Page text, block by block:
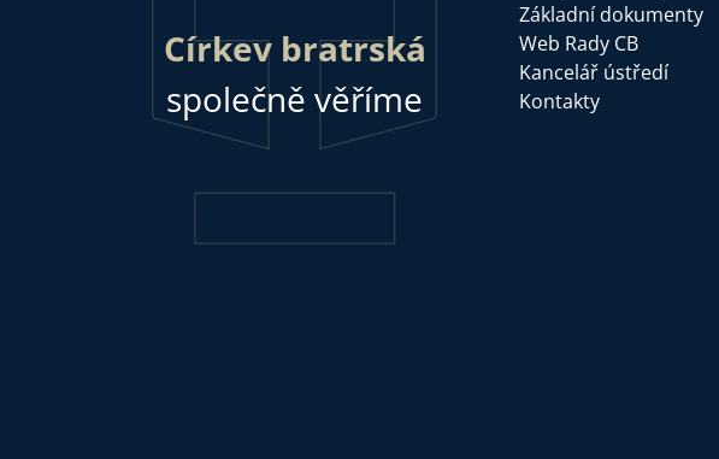
Církev bratrská
společně věříme
Základní dokumenty
Web Rady CB
Kancelář ústředí
Kontakty